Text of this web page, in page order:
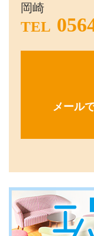
岡崎
TEL
メール